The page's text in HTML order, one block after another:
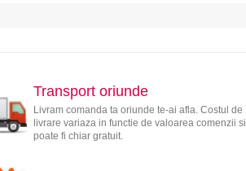
Transport oriunde
Livram comanda ta oriunde te-ai afla. Costul de
livrare variaza in functie de valoarea comenzii si
poate fi chiar gratuit.